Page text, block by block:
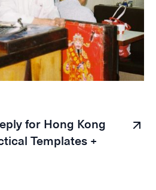
for Hong Kong
Templates +